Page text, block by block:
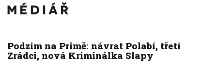
Podzim na Primě: návrat Polabí, třetí
Zrádci, nová Kriminálka Slapy